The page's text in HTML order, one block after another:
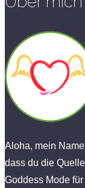
Aloha, mein
dass du die
Goddess Mode